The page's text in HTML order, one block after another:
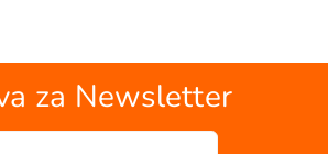
za Newsletter